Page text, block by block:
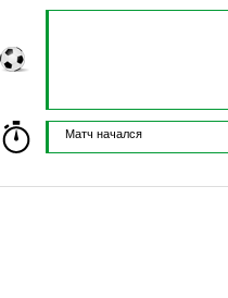
Матч начался